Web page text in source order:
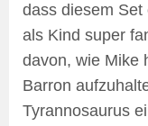
dass diesem Set
als Kind super
davon, wie Mike
Barron
Tyrannosaurus